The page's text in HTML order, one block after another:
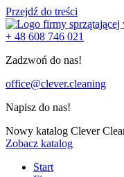
Przejdź do treści
+ 48 608 746 021
Zadzwoń do nas!
office@clever.cleaning
Napisz do nas!
Nowy katalog Clever
Zobacz katalog
Start